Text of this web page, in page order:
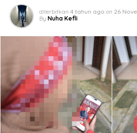
diterbitkan 4 tahun ago on 26
By Nuha Kefli